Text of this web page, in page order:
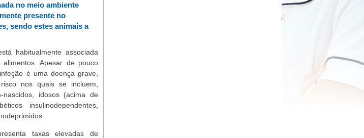
no meio ambiente
presente no
sendo estes animais a
habitualmente associada
Apesar de pouco
é uma doença grave,
nos quais se incluem,
nascidos, idosos (acima de
insulinodependentes,
taxas elevadas de